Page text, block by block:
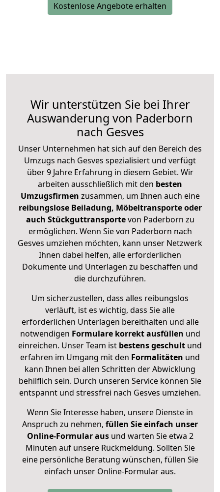
Kostenlose Angebote erhalten
Wir unterstützen Sie bei Ihrer
Auswanderung von Paderborn
nach Gesves
Unser Unternehmen hat sich auf den Bereich des
Umzugs nach Gesves spezialisiert und verfügt
über 9 Jahre Erfahrung in diesem Gebiet. Wir
arbeiten ausschließlich mit den besten
Umzugsfirmen zusammen, um Ihnen auch eine
reibungslose Beiladung, Möbeltransporte oder
auch Stückguttransportevon Paderborn zu
ermöglichen. Wenn Sie von Paderborn nach
Gesves umziehen möchten, kann unser Netzwerk
Ihnen dabei helfen, alle erforderlichen
Dokumente und Unterlagen zu beschaffen und
die durchzuführen.
Um sicherzustellen, dass alles reibungslos
verläuft, ist es wichtig, dass Sie alle
erforderlichen Unterlagen bereithalten und alle
notwendigen Formulare korrekt ausfüllen und
einreichen. Unser Team ist bestens geschult und
erfahren im Umgang mit den Formalitäten und
kann Ihnen bei allen Schritten der Abwicklung
behilflich sein. Durch unseren Service können Sie
entspannt und stressfrei nach Gesves umziehen.
Wenn Sie Interesse haben, unsere Dienste in
Anspruch zu nehmen, füllen Sie einfach unser
Online-Formular ausund warten Sie etwa 2
Minuten auf unsere Rückmeldung. Sollten Sie
eine persönliche Beratung wünschen, füllen Sie
einfach unser Online-Formular aus.